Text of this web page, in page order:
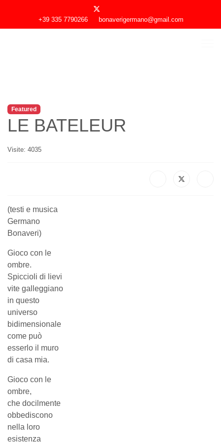
+39 335 7790266 bonaverigermano@gmail.com
Featured
LE BATELEUR
Visite: 4035
(testi e musica
Germano
Bonaveri)
Gioco con le
ombre.
Spiccioli di lievi
vite galleggiano
in questo
universo
bidimensionale
come può
esserlo il muro
di casa mia.
Gioco con le
ombre,
che docilmente
obbediscono
nella loro
esistenza